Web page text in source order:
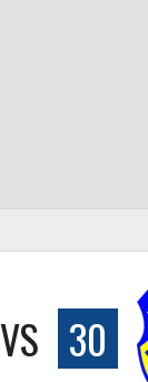
VS 30